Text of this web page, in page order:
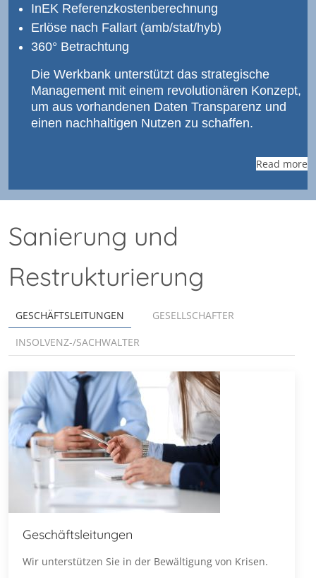
InEK Referenzkostenberechnung
Erlöse nach Fallart (amb/stat/hyb)
360° Betrachtung
Die Werkbank unterstützt das strategische
Management mit einem revolutionären Konzept,
um aus vorhandenen Daten Transparenz und
einen nachhaltigen Nutzen zu schaffen.
Read more
Sanierung und
Restrukturierung
GESCHÄFTSLEITUNGEN
GESELLSCHAFTER
INSOLVENZ-/SACHWALTER
Geschäftsleitungen
Wir unterstützen Sie in der Bewältigung von Krisen.